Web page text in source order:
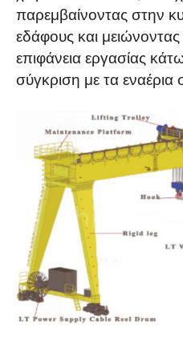
παρεμβαίνοντας στην
εδάφους και
επιφάνεια εργασίας
σύγκριση με τα εναέρια